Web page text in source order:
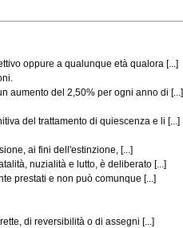
oppure a qualunque età qualora [...]
del 2,50% per ogni anno di [...]
del trattamento di quiescenza e li [...]
ai fini dell'estinzione, [...]
nuzialità e lutto, è deliberato [...]
prestati e non può comunque [...]
di reversibilità o di assegni [...]